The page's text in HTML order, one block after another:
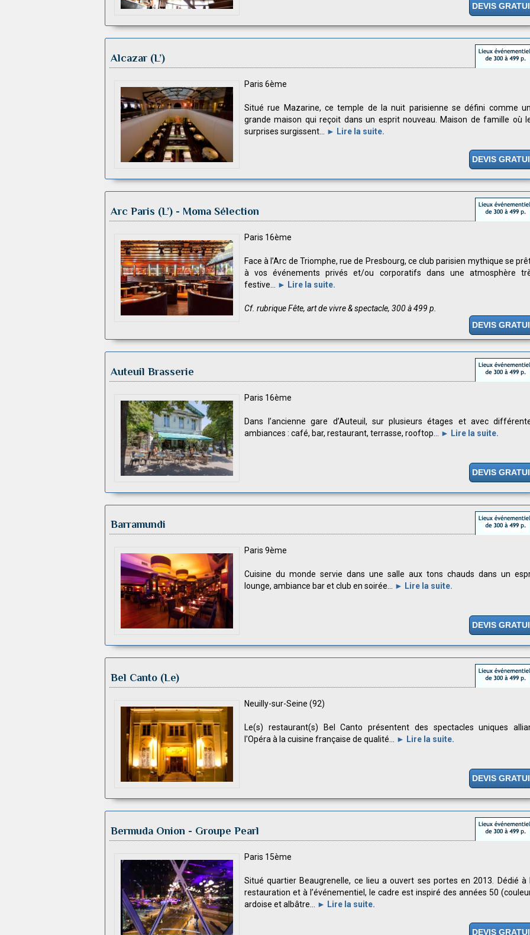
DEVIS
Alcazar (L’)
Paris 6ème
Situé rue Mazarine, ce temple de la nuit parisienne se défini comme
grande maison qui reçoit dans un esprit nouveau. Maison de famille où
surprises surgissent...
► Lire la suite.
DEVIS
Arc Paris (L’) - Moma Sélection
Paris 16ème
Face à l’Arc de Triomphe, rue de Presbourg, ce club parisien mythique se
à vos événements privés et/ou corporatifs dans une atmosphère
festive...
► Lire la suite.
Cf. rubrique Fête, art de vivre & spectacle, 300 à 499 p.
DEVIS
Auteuil Brasserie
Paris 16ème
Dans l’ancienne gare d’Auteuil, sur plusieurs étages et avec
ambiances : café, bar, restaurant, terrasse, rooftop...
► Lire la suite.
DEVIS
Barramundi
Paris 9ème
Cuisine du monde servie dans une salle aux tons chauds dans un
lounge, ambiance bar et club en soirée... ► Lire la suite.
DEVIS
Bel Canto (Le)
Neuilly-sur-Seine (92)
Le(s) restaurant(s) Bel Canto présentent des spectacles uniques
l'Opéra à la cuisine française de qualité... ► Lire la suite.
DEVIS
Bermuda Onion - Groupe Pearl
Paris 15ème
Situé quartier Beaugrenelle, ce lieu a ouvert ses portes en 2013. Dédié à
restauration et à l’événementiel, le cadre est inspiré des années 50
ardoise et albâtre...
► Lire la suite.
DEVIS